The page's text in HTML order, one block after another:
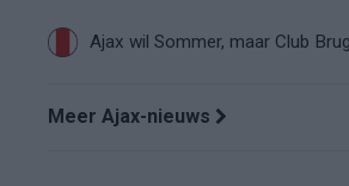
Ajax wil Sommer, maar Club
Meer Ajax-nieuws